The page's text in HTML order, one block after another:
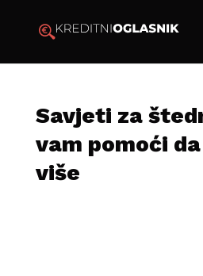
Savjeti za
vam pomoći
više